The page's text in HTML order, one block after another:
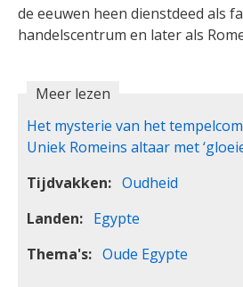
de eeuwen heen dienstdeed als
handelscentrum en later als
Meer lezen
Het mysterie van het
Uniek Romeins altaar met
Tijdvakken
Oudheid
Landen
Egypte
Thema's
Oude Egypte